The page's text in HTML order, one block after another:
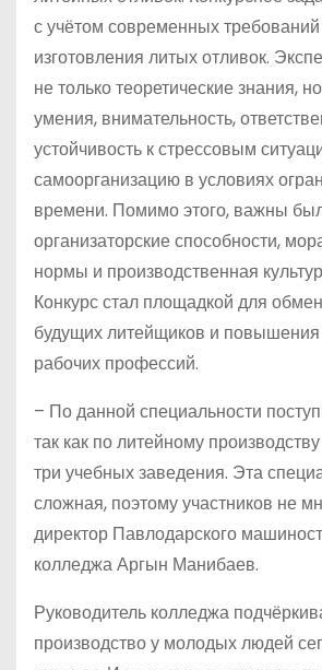
с учётом современных требований
изготовления литых отливок.
не только теоретические знания,
умения, внимательность,
устойчивость к стрессовым
самоорганизацию в условиях
времени. Помимо этого, важны
организаторские способности,
нормы и производственная
Конкурс стал площадкой для
будущих литейщиков и
рабочих профессий.
– По данной специальности
так как по литейному
три учебных заведения. Эта
сложная, поэтому участников не
директор Павлодарского
колледжа Аргын Манибаев.
Руководитель колледжа
производство у молодых людей